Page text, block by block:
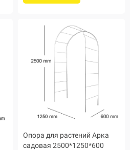
Опора для растений Арка
садовая 2500*1250*600